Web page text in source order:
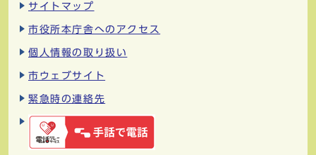
サイトマップ
市役所本庁舎へのアクセス
個人情報の取り扱い
市ウェブサイト
緊急時の連絡先